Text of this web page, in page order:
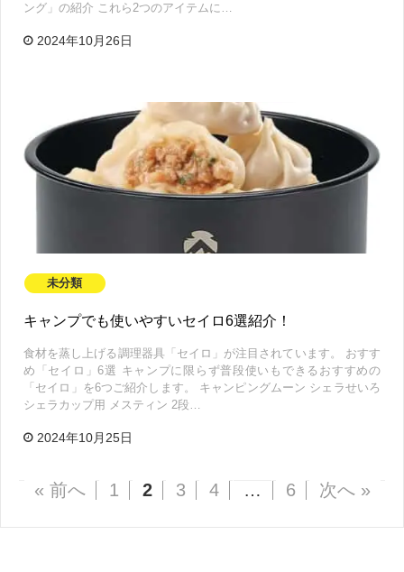
ング」の紹介 これら2つのアイテムに…
2024年10月26日
未分類
キャンプでも使いやすいセイロ6選紹介！
食材を蒸し上げる調理器具「セイロ」が注目されています。 おすす
め「セイロ」6選 キャンプに限らず普段使いもできるおすすめの
「セイロ」を6つご紹介します。 キャンピングムーン シェラせいろ
シェラカップ用 メスティン 2段…
2024年10月25日
« 前へ 1 2 3 4 … 6 次へ »